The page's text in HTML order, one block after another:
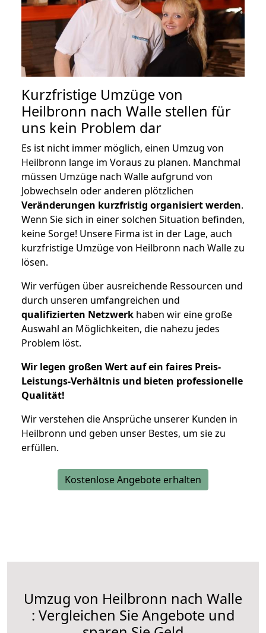
Kurzfristige Umzüge von
Heilbronn nach Walle stellen für
uns kein Problem dar
Es ist nicht immer möglich, einen Umzug von
Heilbronn lange im Voraus zu planen. Manchmal
müssen Umzüge nach Walle aufgrund von
Jobwechseln oder anderen plötzlichen
Veränderungen kurzfristig organisiert werden.
Wenn Sie sich in einer solchen Situation befinden,
keine Sorge! Unsere Firma ist in der Lage, auch
kurzfristige Umzüge von Heilbronn nach Walle zu
lösen.
Wir verfügen über ausreichende Ressourcen und
durch unseren umfangreichen und
qualifizierten Netzwerk haben wir eine große
Auswahl an Möglichkeiten, die nahezu jedes
Problem löst.
Wir legen großen Wert auf ein faires Preis-
Leistungs-Verhältnis und bieten professionelle
Qualität!
Wir verstehen die Ansprüche unserer Kunden in
Heilbronn und geben unser Bestes, um sie zu
erfüllen.
Kostenlose Angebote erhalten
Umzug von Heilbronn nach Walle
: Vergleichen Sie Angebote und